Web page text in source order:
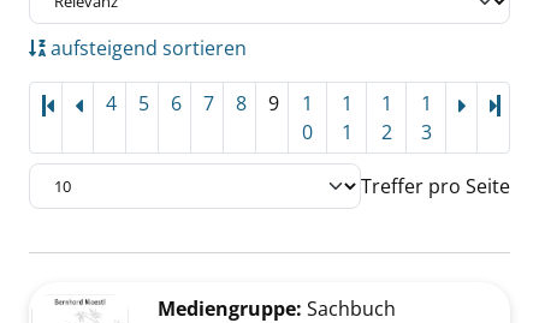
aufsteigend sortieren
4 5 6 7 8 9
1
0
1
1
1
2
1
3
Treffer pro Seite
Zu den Suchfiltern springen
Mediengruppe: Sachbuch